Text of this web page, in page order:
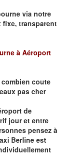
via notre
fixe, transparent
à Aéroport
combien coute
pas cher
de
jour et entre
pensez à
Berline est